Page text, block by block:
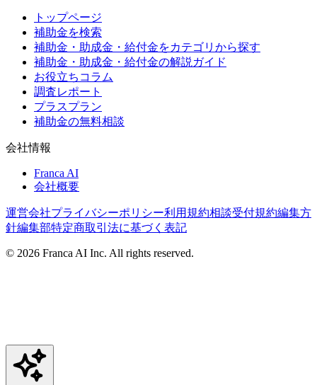
トップページ
補助金を検索
補助金・助成金・給付金をカテゴリから探す
補助金・助成金・給付金の解説ガイド
お役立ちコラム
調査レポート
プラスプラン
補助金の無料相談
会社情報
Franca AI
会社概要
運営会社プライバシーポリシー利用規約相談受付規約編集方
針編集部特定商取引法に基づく表記
© 2026 Franca AI Inc. All rights reserved.